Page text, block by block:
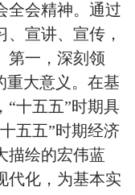
会精神。通过
宣讲、宣传，
第一，深刻领
重大意义。在基
“十五五”时期具
五五”时期经济
描绘的宏伟蓝
代化，为基本实